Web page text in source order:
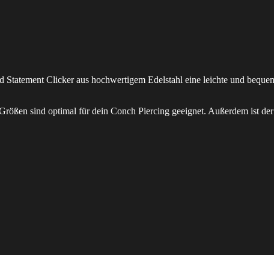
Clicker aus hochwertigem Edelstahl eine leichte und
sind optimal für dein Conch Piercing geeignet. Außerdem ist